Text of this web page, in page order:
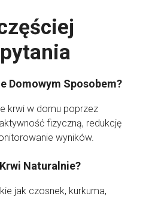
Domowym Sposobem?
krwi w domu poprzez
fizyczną, redukcję
wyników.
Naturalnie?
jak czosnek, kurkuma,